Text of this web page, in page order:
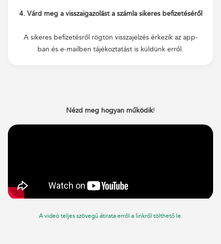
4. Várd meg a visszaigazolást a számla sikeres befizetéséről
A sikeres befizetésről rögtön visszajelzés érkezik az app-
ban és e-mailben tájékoztatást is küldünk erről.
Nézd meg hogyan működik!
A videó teljes szövegű átirata erről a linkről tölthető le.